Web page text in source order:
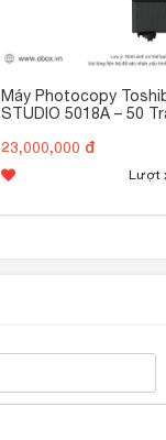
Máy Photocopy
STUDIO 5018A – 50
23,000,000 đ
Lượt